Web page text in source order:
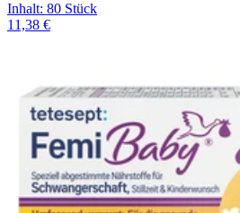
Inhalt: 80 Stück
11,38 €